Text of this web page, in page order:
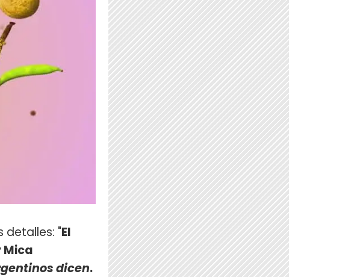
detalles: "El
Mica
dicen.